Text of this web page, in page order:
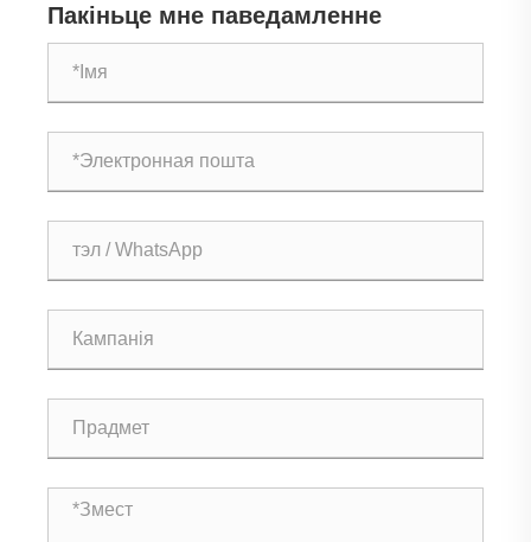
Пакіньце мне паведамленне